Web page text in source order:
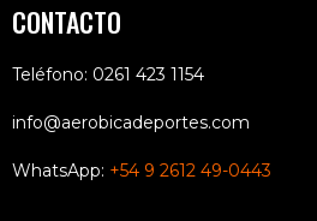
CONTACTO
Teléfono: 0261 423 1154
info@aerobicadeportes.com
WhatsApp: +54 9 2612 49-0443